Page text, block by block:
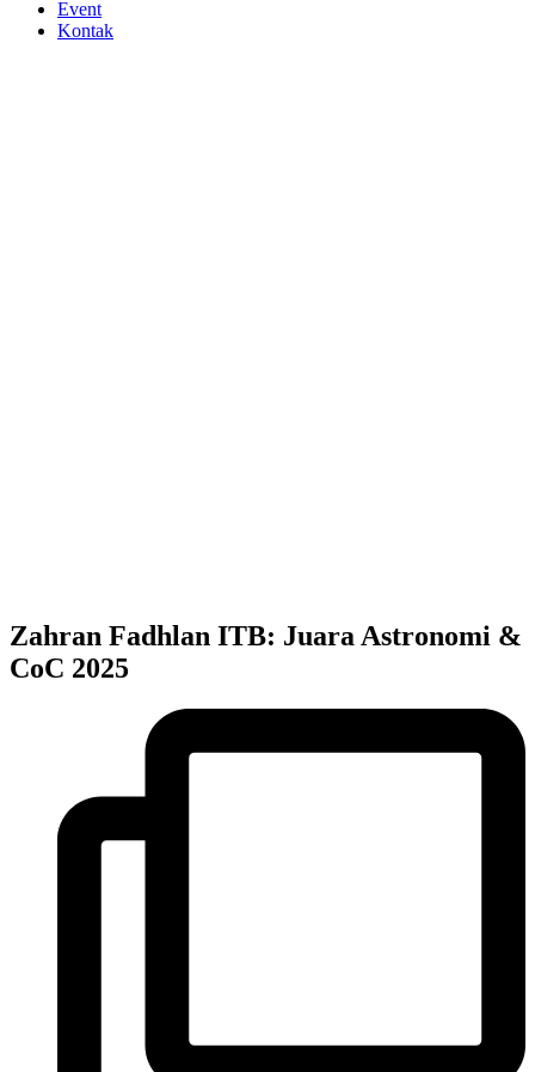
Event
Kontak
Zahran Fadhlan ITB: Juara Astronomi &
CoC 2025